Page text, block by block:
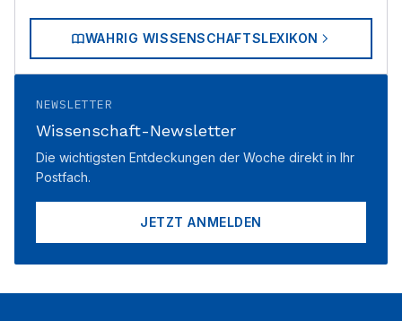
WAHRIG WISSENSCHAFTSLEXIKON
NEWSLETTER
Wissenschaft-Newsletter
Die wichtigsten Entdeckungen der Woche direkt in Ihr
Postfach.
JETZT ANMELDEN